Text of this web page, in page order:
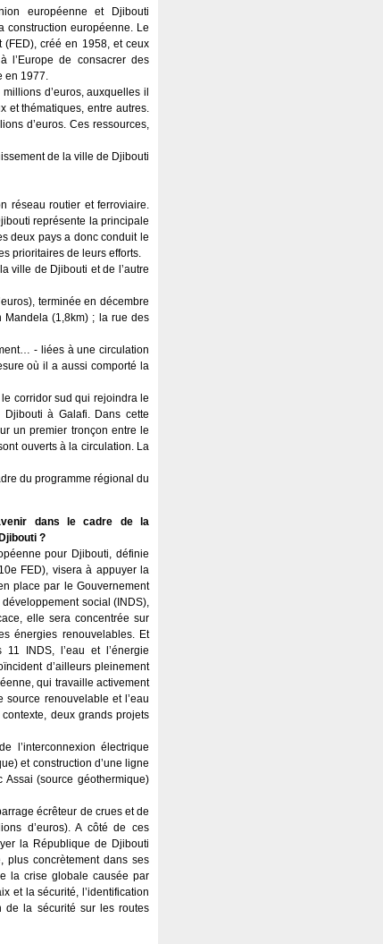
européenne et Djibouti
construction européenne. Le
créé en 1958, et ceux
l’Europe de consacrer des
en 1977.
d’euros, auxquelles il
et thématiques, entre autres.
d’euros. Ces ressources,
de la ville de Djibouti
réseau routier et ferroviaire.
représente la principale
deux pays a donc conduit le
prioritaires de leurs efforts.
ville de Djibouti et de l’autre
terminée en décembre
Mandela (1,8km) ; la rue des
- liées à une circulation
où il a aussi comporté la
corridor sud qui rejoindra le
à Galafi. Dans cette
un premier tronçon entre le
ouverts à la circulation. La
du programme régional du
dans le cadre de la
?
pour Djibouti, définie
FED), visera à appuyer la
place par le Gouvernement
social (INDS),
elle sera concentrée sur
énergies renouvelables. Et
INDS, l’eau et l’énergie
d’ailleurs pleinement
qui travaille activement
source renouvelable et l’eau
deux grands projets
l’interconnexion électrique
et construction d’une ligne
Assai (source géothermique)
écrêteur de crues et de
d’euros). A côté de ces
la République de Djibouti
plus concrètement dans ses
la crise globale causée par
et la sécurité, l’identification
de la sécurité sur les routes